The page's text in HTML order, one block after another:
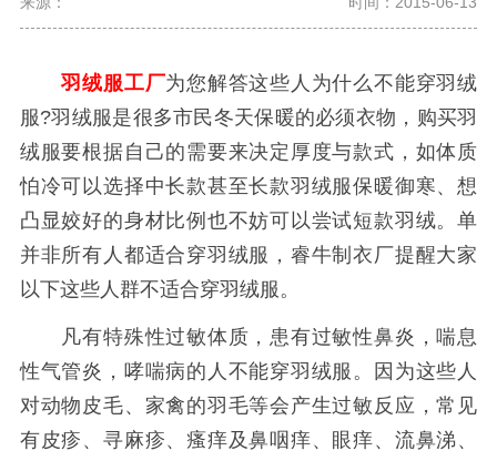
羽绒服工厂为您解答这些人为什么不能穿羽绒
服?羽绒服是很多市民冬天保暖的必须衣物，购买羽
绒服要根据自己的需要来决定厚度与款式，如体质
怕冷可以选择中长款甚至长款羽绒服保暖御寒、想
凸显姣好的身材比例也不妨可以尝试短款羽绒。单
并非所有人都适合穿羽绒服，睿牛制衣厂提醒大家
以下这些人群不适合穿羽绒服。
凡有特殊性过敏体质，患有过敏性鼻炎，喘息
性气管炎，哮喘病的人不能穿羽绒服。因为这些人
对动物皮毛、家禽的羽毛等会产生过敏反应，常见
有皮疹、寻麻疹、瘙痒及鼻咽痒、眼痒、流鼻涕、